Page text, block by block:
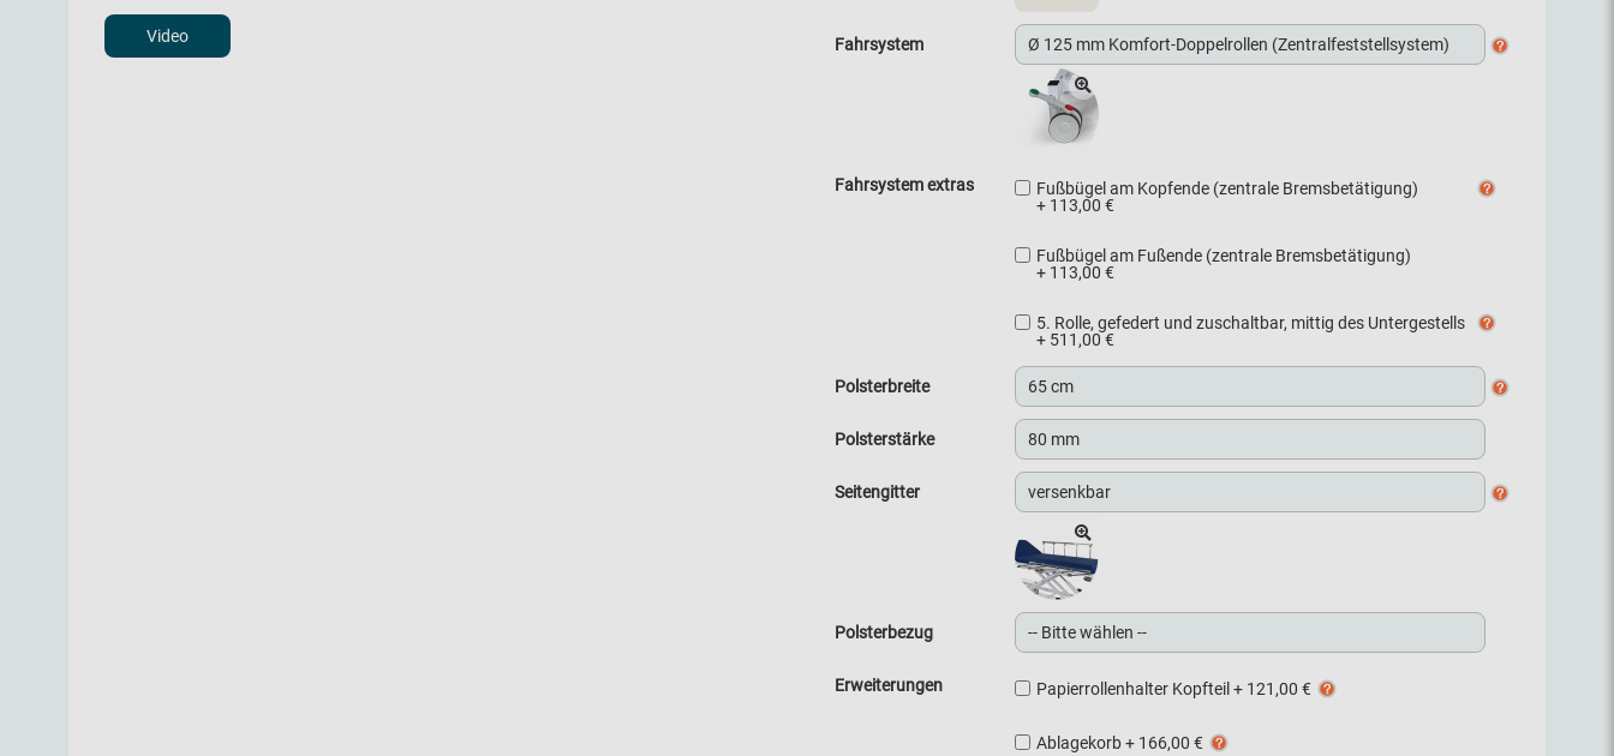
Video Fahrsystem
Fahrsystem extras
Fußbügel am Kopfende (zentrale Bremsbetätigung)
+ 113,00 €
Fußbügel am Fußende (zentrale Bremsbetätigung)
+ 113,00 €
5. Rolle, gefedert und zuschaltbar, mittig des Untergestells
+ 511,00 €
Polsterbreite
Polsterstärke
Seitengitter
Polsterbezug
Erweiterungen Papierrollenhalter Kopfteil+ 121,00 €
Ablagekorb+ 166,00 €